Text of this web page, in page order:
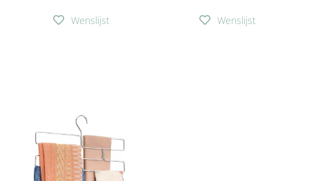
Wenslijst Wenslijst